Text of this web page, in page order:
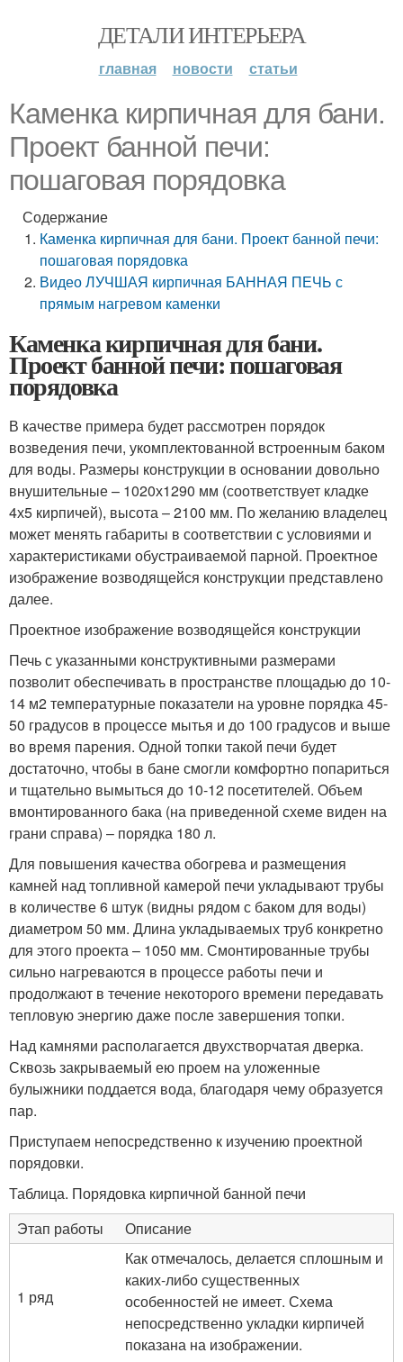
ДЕТАЛИ ИНТЕРЬЕРА
главная новости статьи
Каменка кирпичная для бани.
Проект банной печи:
пошаговая порядовка
Содержание
Каменка кирпичная для бани. Проект банной печи:
пошаговая порядовка
Видео ЛУЧШАЯ кирпичная БАННАЯ ПЕЧЬ с
прямым нагревом каменки
Каменка кирпичная для бани.
Проект банной печи: пошаговая
порядовка
В качестве примера будет рассмотрен порядок
возведения печи, укомплектованной встроенным баком
для воды. Размеры конструкции в основании довольно
внушительные – 1020х1290 мм (соответствует кладке
4х5 кирпичей), высота – 2100 мм. По желанию владелец
может менять габариты в соответствии с условиями и
характеристиками обустраиваемой парной. Проектное
изображение возводящейся конструкции представлено
далее.
Проектное изображение возводящейся конструкции
Печь с указанными конструктивными размерами
позволит обеспечивать в пространстве площадью до 10-
14 м2 температурные показатели на уровне порядка 45-
50 градусов в процессе мытья и до 100 градусов и выше
во время парения. Одной топки такой печи будет
достаточно, чтобы в бане смогли комфортно попариться
и тщательно вымыться до 10-12 посетителей. Объем
вмонтированного бака (на приведенной схеме виден на
грани справа) – порядка 180 л.
Для повышения качества обогрева и размещения
камней над топливной камерой печи укладывают трубы
в количестве 6 штук (видны рядом с баком для воды)
диаметром 50 мм. Длина укладываемых труб конкретно
для этого проекта – 1050 мм. Смонтированные трубы
сильно нагреваются в процессе работы печи и
продолжают в течение некоторого времени передавать
тепловую энергию даже после завершения топки.
Над камнями располагается двухстворчатая дверка.
Сквозь закрываемый ею проем на уложенные
булыжники поддается вода, благодаря чему образуется
пар.
Приступаем непосредственно к изучению проектной
порядовки.
Таблица. Порядовка кирпичной банной печи
Этап работы
Описание
1 ряд
Как отмечалось, делается сплошным и
каких-либо существенных
особенностей не имеет. Схема
непосредственно укладки кирпичей
показана на изображении.